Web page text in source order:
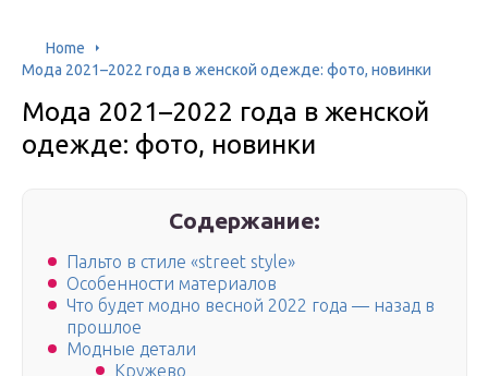
Home
Мода 2021–2022 года в женской одежде: фото, новинки
Мода 2021–2022 года в женской
одежде: фото, новинки
Содержание:
Пальто в стиле «street style»
Особенности материалов
Что будет модно весной 2022 года — назад в
прошлое
Модные детали
Кружево